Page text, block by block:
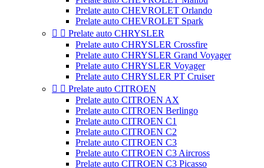
Prelate auto CHEVROLET Orlando
Prelate auto CHEVROLET Spark
  Prelate auto CHRYSLER
Prelate auto CHRYSLER Crossfire
Prelate auto CHRYSLER Grand Voyager
Prelate auto CHRYSLER Voyager
Prelate auto CHRYSLER PT Cruiser
  Prelate auto CITROEN
Prelate auto CITROEN AX
Prelate auto CITROEN Berlingo
Prelate auto CITROEN C1
Prelate auto CITROEN C2
Prelate auto CITROEN C3
Prelate auto CITROEN C3 Aircross
Prelate auto CITROEN C3 Picasso